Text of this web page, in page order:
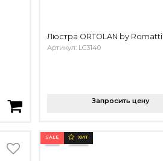
Люстра ORTOLAN by Romatti
Артикул: LC3140
Запросить цену
SALE ХИТ